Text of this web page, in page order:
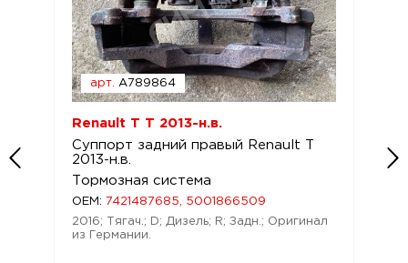
арт. A789864
Renault T T 2013-н.в.
Суппорт задний правый Renault T
2013-н.в.
Тормозная система
OEM:
7421487685, 5001866509
2016; Тягач.; D; Дизель; R; Задн.; Оригинал
из Германии.